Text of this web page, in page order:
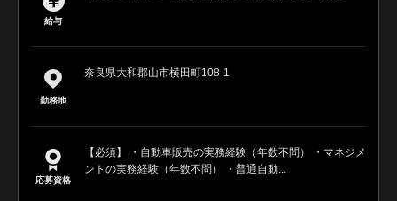
給与
勤務地
奈良県大和郡山市横田町108-1
応募資格
【必須】 ・自動車販売の実務経験（年数不問） ・マネジメ
ントの実務経験（年数不問） ・普通自動...